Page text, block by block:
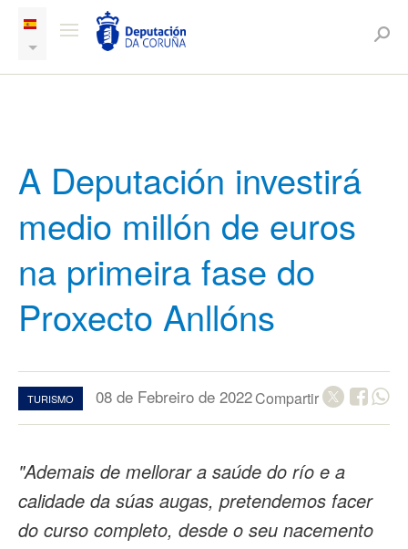
A Deputación investirá
medio millón de euros
na primeira fase do
Proxecto Anllóns
TURISMO 08 de Febreiro de 2022Compartir
"Ademais de mellorar a saúde do río e a
calidade da súas augas, pretendemos facer
do curso completo, desde o seu nacemento